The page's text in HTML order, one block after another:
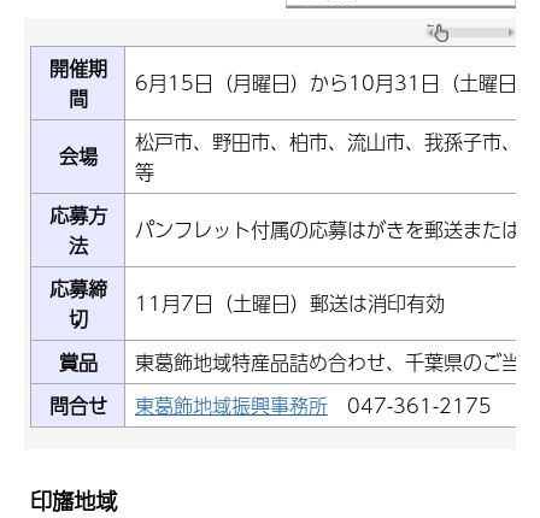
開催期
間
6月15日（月曜日）から10月31日（土曜日
会場
松戸市、野田市、柏市、流山市、我孫子市、
等
応募方
法
パンフレット付属の応募はがきを郵送または
応募締
切
11月7日（土曜日）郵送は消印有効
賞品
東葛飾地域特産品詰め合わせ、千葉県のご当
問合せ
東葛飾地域振興事務所 047-361-2175
印旛地域